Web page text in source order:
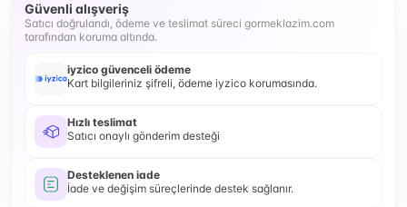
Güvenli alışveriş
Satıcı doğrulandı, ödeme ve teslimat süreci gormeklazim.com
tarafından koruma altında.
iyzico güvenceli ödeme
Kart bilgileriniz şifreli, ödeme iyzico korumasında.
Hızlı teslimat
Satıcı onaylı gönderim desteği
Desteklenen iade
İade ve değişim süreçlerinde destek sağlanır.